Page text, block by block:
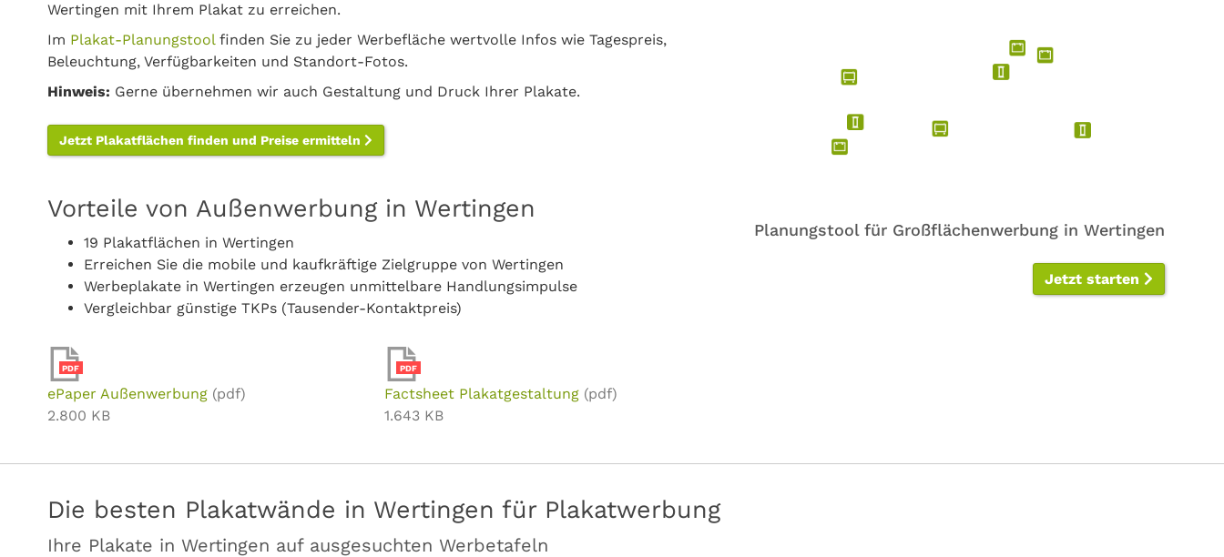
Wertingen mit Ihrem Plakat zu erreichen.
Im Plakat-Planungstoolfinden Sie zu jeder Werbefläche wertvolle Infos wie Tagespreis,
Beleuchtung, Verfügbarkeiten und Standort-Fotos.
Hinweis: Gerne übernehmen wir auch Gestaltung und Druck Ihrer Plakate.
Jetzt Plakatflächen finden und Preise ermitteln
Vorteile von Außenwerbung in Wertingen
19 Plakatflächen in Wertingen
Erreichen Sie die mobile und kaufkräftige Zielgruppe von Wertingen
Werbeplakate in Wertingen erzeugen unmittelbare Handlungsimpulse
Vergleichbar günstige TKPs (Tausender-Kontaktpreis)
PDF
ePaper Außenwerbung (pdf)
2.800 KB
PDF
Factsheet Plakatgestaltung (pdf)
1.643 KB
Planungstool für Großflächenwerbung in Wertingen
Jetzt starten
Die besten Plakatwände in Wertingen für Plakatwerbung
Ihre Plakate in Wertingen auf ausgesuchten Werbetafeln